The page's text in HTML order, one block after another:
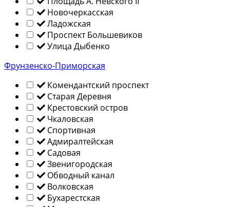
Новочеркасская
Ладожская
Проспект Большевиков
Улица Дыбенко
Фрунзенско-Приморская
Комендантский проспект
Старая Деревня
Крестовский остров
Чкаловская
Спортивная
Адмиралтейская
Садовая
Звенигородская
Обводный канал
Волковская
Бухарестская